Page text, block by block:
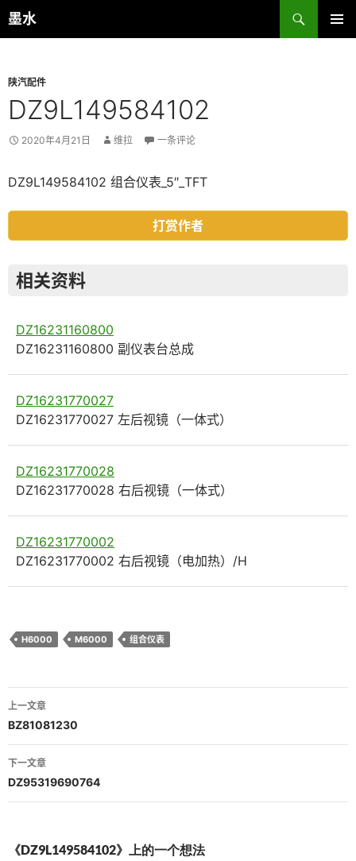
跳
至
墨水
搜
索
陕汽配件
DZ9L149584102
2020年4月21日 维拉 一条评论
DZ9L149584102 组合仪表_5″_TFT
打赏作者
相关资料
DZ16231160800
DZ16231160800 副仪表台总成
DZ16231770027
DZ16231770027 左后视镜（一体式）
DZ16231770028
DZ16231770028 右后视镜（一体式）
DZ16231770002
DZ16231770002 右后视镜（电加热）/H
H6000 M6000 组合仪表
文
章
导
航
上一文章
BZ81081230
下一文章
DZ95319690764
《DZ9L149584102》上的一个想法